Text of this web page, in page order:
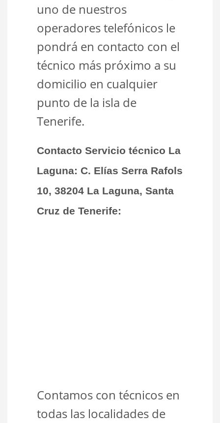
uno de nuestros
operadores telefónicos le
pondrá en contacto con el
técnico más próximo a su
domicilio en cualquier
punto de la isla de
Tenerife.
Contacto Servicio técnico La
Laguna: C. Elías Serra Rafols
10, 38204 La Laguna, Santa
Cruz de Tenerife:
Contamos con técnicos en
todas las localidades de